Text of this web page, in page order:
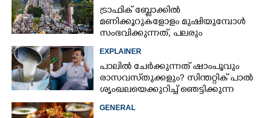
ട്രാഫിക് ബ്ലോക്കിൽ
മണിക്കൂറുകളോളം മുഷിയുമ്പോൾ
സംഭവിക്കുന്നത്, പലരും
ഇതാണ്
EXPLAINER
പാലിൽ ചേർക്കുന്നത് ഷാംപൂവും
രാസവസ്‌തുക്കളും? സിന്തറ്റിക് പാൽ
ശൃംഖലയെക്കുറിച്ച് ഞെട്ടിക്കുന്ന
GENERAL